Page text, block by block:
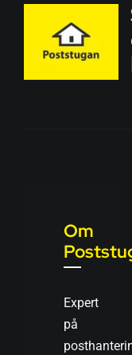
Om
Expert
på